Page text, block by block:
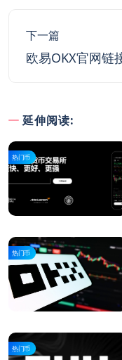
下一篇
欧易OKX官网链
延伸阅读:
热门币
热门币
热门币